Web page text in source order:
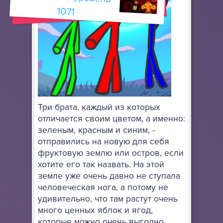
Три брата, каждый из которых
отличается своим цветом, а именно:
зеленым, красным и синим, -
отправились на новую для себя
фруктовую землю или остров, если
хотите его так назвать. На этой
земле уже очень давно не ступала
человеческая нога, а потому не
удивительно, что там растут очень
много ценных яблок и ягод,
1071